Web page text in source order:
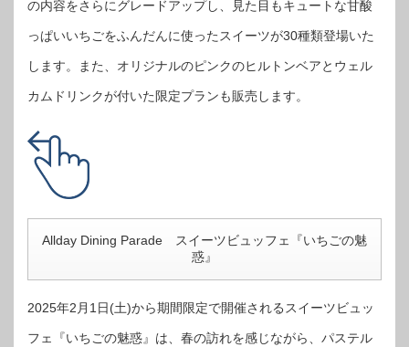
の内容をさらにグレードアップし、見た目もキュートな甘酸
っぱいいちごをふんだんに使ったスイーツが30種類登場いた
します。また、オリジナルのピンクのヒルトンベアとウェル
カムドリンクが付いた限定プランも販売します。
Allday Dining Parade スイーツビュッフェ『いちごの魅
惑』
2025年2月1日(土)から期間限定で開催されるスイーツビュッ
フェ『いちごの魅惑』は、春の訪れを感じながら、パステル